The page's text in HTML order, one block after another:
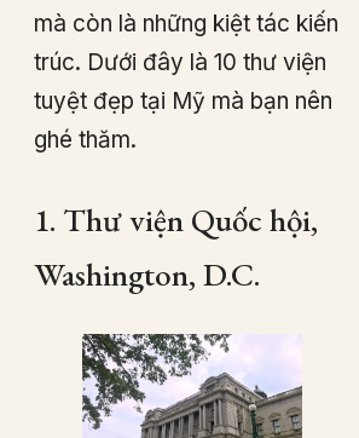
mà còn là những kiệt tác kiến
trúc. Dưới đây là 10 thư viện
tuyệt đẹp tại Mỹ mà bạn nên
ghé thăm.
1. Thư viện Quốc hội,
Washington, D.C.